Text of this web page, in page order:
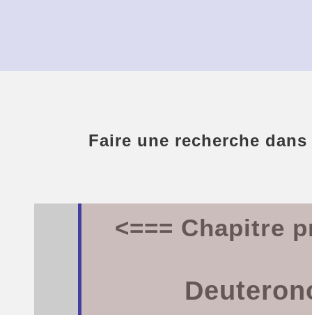
Faire une recherche
<=== Chapitre